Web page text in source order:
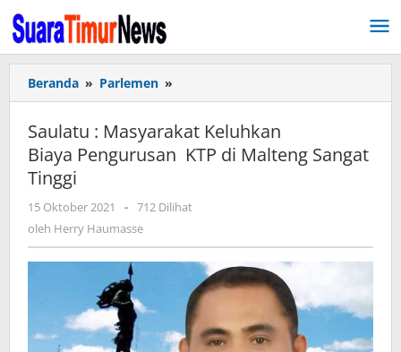
Lewati
ke
konten
Beranda » Parlemen »
:
Masyarakat
Keluhkan
Biaya Pengurusan
Sangat
Saulatu : Masyarakat Keluhkan
Biaya Pengurusan KTP di Malteng Sangat
Tinggi
15 Oktober 2021
oleh
Herry
- 712 Dilihat
oleh Herry Haumasse